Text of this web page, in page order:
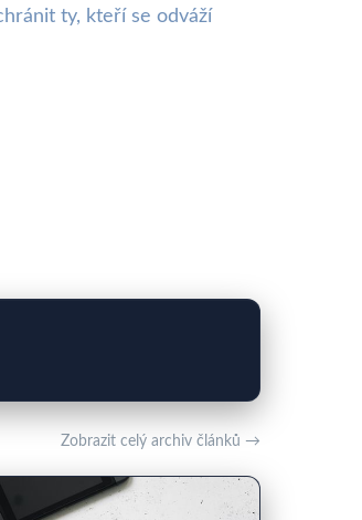
ty, kteří se odváží
Zobrazit celý archiv článků →